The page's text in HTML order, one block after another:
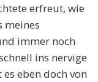
erfreut, wie
meines
immer noch
ins nervige
eben doch von